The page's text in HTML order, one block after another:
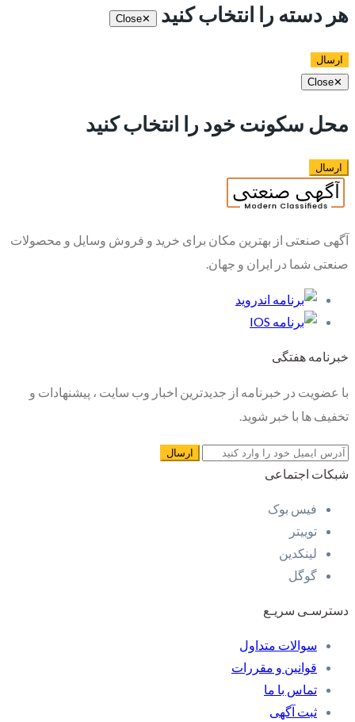
هر دسته را انتخاب کنید ✕
Close
ارسال
✕
Close
محل سکونت خود را انتخاب کنید
ارسال
آگهی صنعتی از بهترین مکان برای خرید و فروش وسایل و محصولات
صنعتی شما در ایران و جهان.
خبرنامه هفتگی
با عضویت در خبرنامه از جدیدترین اخبار وب سایت ، پیشنهادات و
تخفیف ها با خبر شوید.
شبکات اجتماعی
فیس بوک
توییتر
لینکدین
گوگل
دسترسـی سریـع
سوالات متداول
قوانین و مقررات
تماس با ما
ثبت آگهی